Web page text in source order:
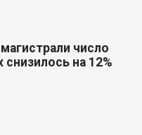
число
на 12%